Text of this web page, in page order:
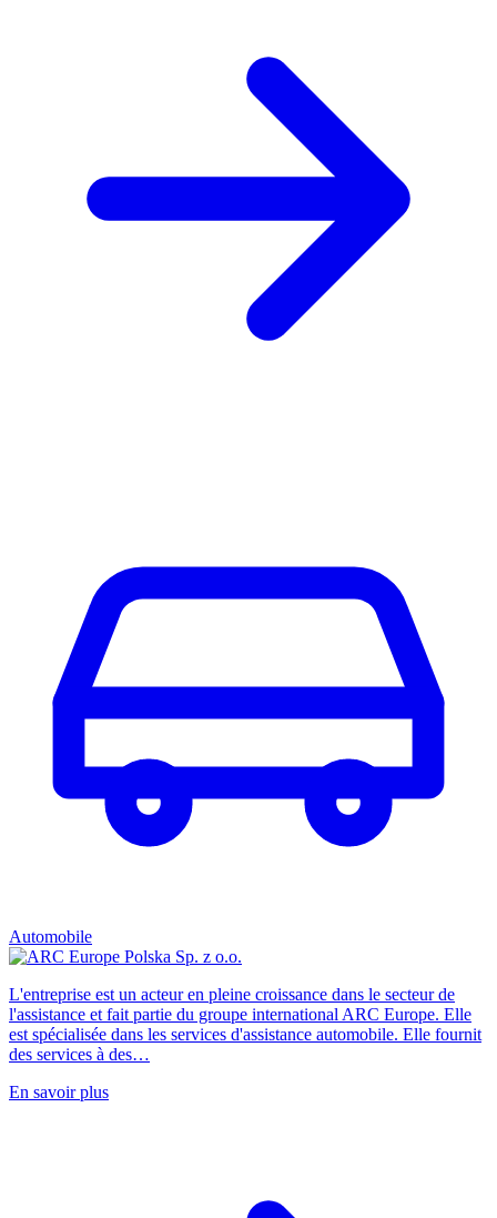
Automobile
L'entreprise est un acteur en pleine croissance dans le secteur de
l'assistance et fait partie du groupe international ARC Europe. Elle
est spécialisée dans les services d'assistance automobile. Elle fournit
des services à des…
En savoir plus